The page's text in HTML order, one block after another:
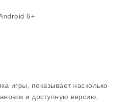
6+
игры, показывает насколько
и доступную версию,